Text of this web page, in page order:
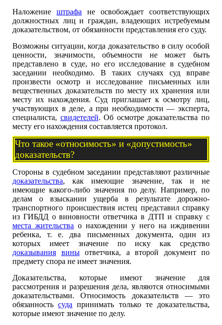
Наложение штрафа не освобождает соответствующих
должностных лиц и граждан, владеющих истребуемым
доказательством, от обязанности представления его суду.
Возможны ситуации, когда доказательство в силу особой
ценности, значимости, объемности не может быть
представлено в суде, но его исследование в судебном
заседании необходимо. В таких случаях суд вправе
произвести осмотр и исследование письменных или
вещественных доказательств по месту их хранения или
месту их нахождения. Суд приглашает к осмотру лиц,
участвующих в деле, а при необходимости — эксперта,
специалиста, свидетелей. Об осмотре доказательства по
месту его нахождения составляется протокол.
Что такое «относимость» и «допустимость»
доказательств?
Стороны в судебном заседании представляют различные
доказательства, как имеющие значение, так и не
имеющие какого-либо значения по делу. Например, по
делам о взыскании ущерба в результате дорожно-
транспортного происшествия истец представил справку
из ГИБДД о виновности ответчика в ДТП и справку с
места жительства о нахождении у него на иждивении
ребенка, т. е. два письменных документа, один из
которых имеет значение по иску как средство
доказывания
виныответчика, а второй документ по
предмету спора не имеет значения.
Доказательства, которые имеют значение для
рассмотрения и разрешения дела, являются относимыми
доказательствами. Относимость доказательств — это
обязанностьсуда принимать только те доказательства,
которые имеют значение по делу.